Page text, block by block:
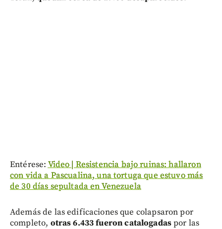
Entérese: Video | Resistencia bajo ruinas: hallaron
con vida a Pascualina, una tortuga que estuvo más
de 30 días sepultada en Venezuela
Además de las edificaciones que colapsaron por
completo, otras 6.433 fueron catalogadaspor las